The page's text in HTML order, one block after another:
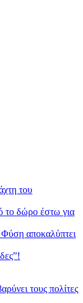
του
το δώρο έστω για
Φύση αποκαλύπτει
τους πολίτες